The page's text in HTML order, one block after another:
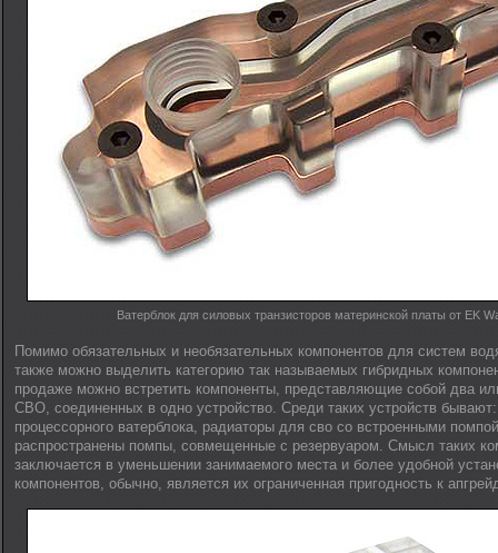
Ватерблок для силовых транзисторов материнской платы от EK
Помимо обязательных и необязательных компонентов для систем
также можно выделить категорию так называемых гибридных
продаже можно встретить компоненты, представляющие собой два
СВО, соединенных в одно устройство. Среди таких устройств
процессорного ватерблока, радиаторы для сво со встроенными
распространены помпы, совмещенные с резервуаром. Смысл таких
заключается в уменьшении занимаемого места и более удобной
компонентов, обычно, является их ограниченная пригодность к